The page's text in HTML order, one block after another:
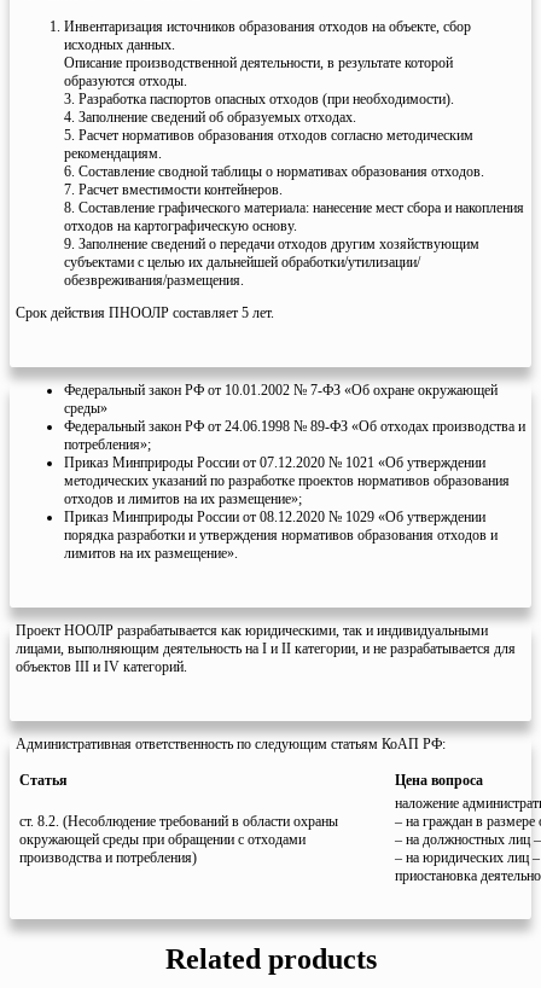
Инвентаризация источников образования отходов на объекте, сбор
исходных данных.
Описание производственной деятельности, в результате которой
образуются отходы.
3. Разработка паспортов опасных отходов (при необходимости).
4. Заполнение сведений об образуемых отходах.
5. Расчет нормативов образования отходов согласно методическим
рекомендациям.
6. Составление сводной таблицы о нормативах образования отходов.
7. Расчет вместимости контейнеров.
8. Составление графического материала: нанесение мест сбора и накопления
отходов на картографическую основу.
9. Заполнение сведений о передачи отходов другим хозяйствующим
субъектами с целью их дальнейшей обработки/утилизации/
обезвреживания/размещения.
Срок действия ПНООЛР составляет 5 лет.
Федеральный закон РФ от 10.01.2002 № 7-ФЗ «Об охране окружающей
среды»
Федеральный закон РФ от 24.06.1998 № 89-ФЗ «Об отходах производства и
потребления»;
Приказ Минприроды России от 07.12.2020 № 1021 «Об утверждении
методических указаний по разработке проектов нормативов образования
отходов и лимитов на их размещение»;
Приказ Минприроды России от 08.12.2020 № 1029 «Об утверждении
порядка разработки и утверждения нормативов образования отходов и
лимитов на их размещение».
Проект НООЛР разрабатывается как юридическими, так и индивидуальными
лицами, выполняющим деятельность на I и II категории, и не разрабатывается для
объектов III и IV категорий.
Административная ответственность по следующим статьям КоАП РФ:
Статья Цена вопроса
ст. 8.2. (Несоблюдение требований в области охраны
окружающей среды при обращении с отходами
производства и потребления)
наложение
– на граждан в
– на должностных лиц
– на юридических лиц
приостановка
Related products